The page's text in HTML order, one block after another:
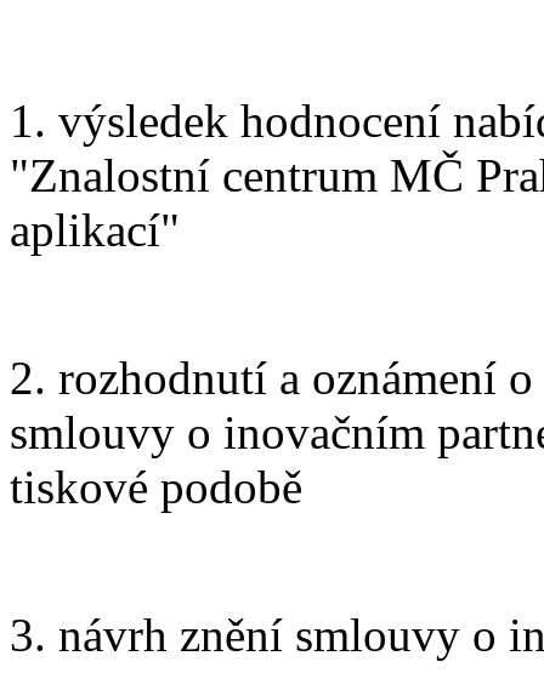
1. výsledek hodnocení
"Znalostní centrum MČ
aplikací"
2. rozhodnutí a oznámení
smlouvy o inovačním
tiskové podobě
3. návrh znění smlouvy o